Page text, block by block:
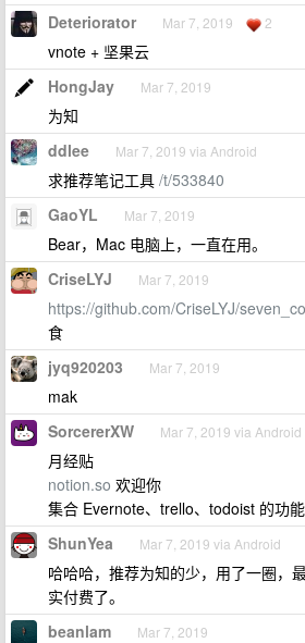
Deteriorator Mar 7, 2019 2
vnote + 坚果云
HongJay Mar 7, 2019
为知
ddlee Mar 7, 2019 via Android
求推荐笔记工具 /t/533840
GaoYL Mar 7, 2019
Bear，Mac 电脑上，一直在用。
CriseLYJ Mar 7, 2019
https://github.com/CriseLYJ/
食
jyq920203 Mar 7, 2019
mak
SorcererXW Mar 7, 2019 via Android
月经贴
notion.so 欢迎你
集合 Evernote、trello、todoist 的功
ShunYea Mar 7, 2019 via Android
哈哈哈，推荐为知的少，用了一圈，
实付费了。
beanlam Mar 7, 2019